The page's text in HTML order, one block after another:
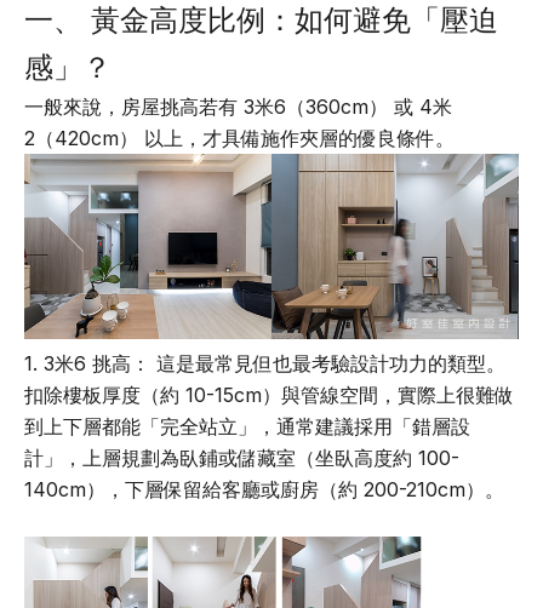
一、 黃金高度比例：如何避免「壓迫
感」？
一般來說，房屋挑高若有 3米6（360cm） 或 4米
2（420cm） 以上，才具備施作夾層的優良條件。
1. 3米6 挑高： 這是最常見但也最考驗設計功力的類型。
扣除樓板厚度（約 10-15cm）與管線空間，實際上很難做
到上下層都能「完全站立」，通常建議採用「錯層設
計」，上層規劃為臥鋪或儲藏室（坐臥高度約 100-
140cm），下層保留給客廳或廚房（約 200-210cm）。